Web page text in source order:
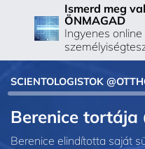
Ismerd meg
ÖNMAGAD
Ingyenes online
SCIENTOLOGISTOK
Berenice tortája
Berenice elindította saját